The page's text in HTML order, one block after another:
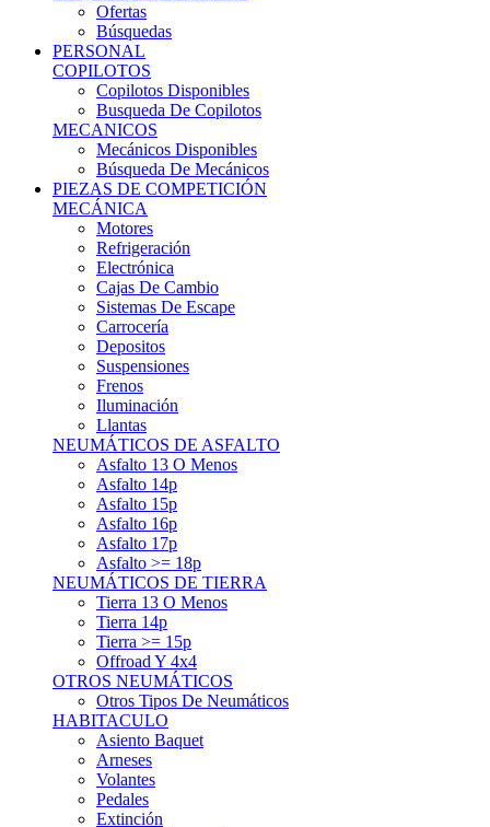
Búsquedas
PERSONAL
COPILOTOS
Copilotos Disponibles
Busqueda De Copilotos
MECANICOS
Mecánicos Disponibles
Búsqueda De Mecánicos
PIEZAS DE COMPETICIÓN
MECÁNICA
Motores
Refrigeración
Electrónica
Cajas De Cambio
Sistemas De Escape
Carrocería
Depositos
Suspensiones
Frenos
Iluminación
Llantas
NEUMÁTICOS DE ASFALTO
Asfalto 13 O Menos
Asfalto 14p
Asfalto 15p
Asfalto 16p
Asfalto 17p
Asfalto >= 18p
NEUMÁTICOS DE TIERRA
Tierra 13 O Menos
Tierra 14p
Tierra >= 15p
Offroad Y 4x4
OTROS NEUMÁTICOS
Otros Tipos De Neumáticos
HABITACULO
Asiento Baquet
Arneses
Volantes
Pedales
Extinción
Resto De Accesorios